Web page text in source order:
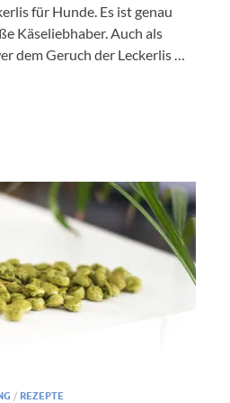
für Hunde. Es ist genau
Käseliebhaber. Auch als
dem Geruch der Leckerlis …
/ REZEPTE